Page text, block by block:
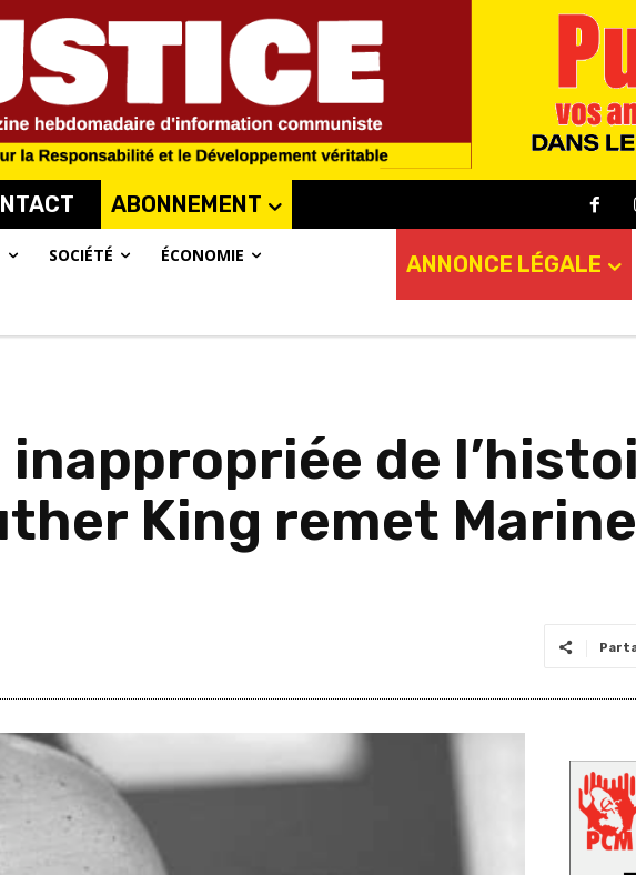
ABONNEMENT
SOCIÉTÉ ÉCONOMIE ANNONCE LÉGALE
de
King remet Marine